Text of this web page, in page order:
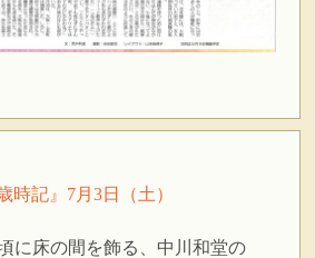
時記』7月3日（土）
に床の間を飾る、中川和堂の